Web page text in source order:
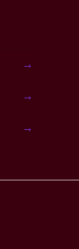
→
→
→